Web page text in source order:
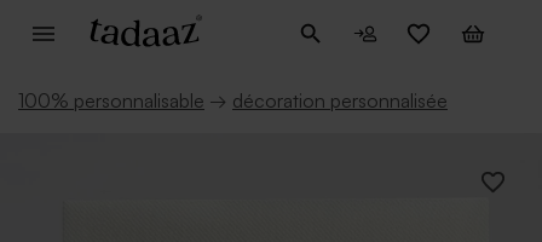
100% personnalisable → décoration personnalisée